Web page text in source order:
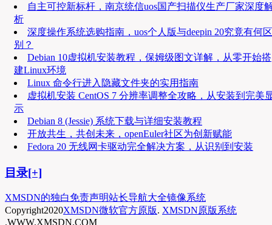
自主可控新标杆，南京统信uos国产扫描仪生产厂家深度
析
深度操作系统选购指南，uos个人版与deepin 20究竟有何区
别？
Debian 10虚拟机安装教程，保姆级图文详解，从零开始搭
建Linux环境
Linux 命令行进入隐藏文件夹的实用指南
虚拟机安装 CentOS 7 分辨率调整全攻略，从安装到完美
示
Debian 8 (Jessie) 系统下载与详细安装教程
开放共生，共创未来，openEuler社区为创新赋能
Fedora 20 无线网卡驱动完全解决方案，从识别到安装
目录[+]
XMSDN的独白免责声明站长导航大全镜像系统
Copyright2020XMSDN微软官方原版. XMSDN原版系统
.WWW.XMSDN.COM